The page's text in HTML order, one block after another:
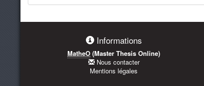
Informations
MatheO (Master Thesis Online)
Nous contacter
Mentions légales